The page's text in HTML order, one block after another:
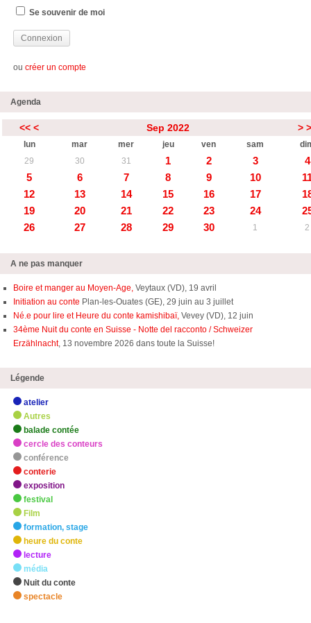
Se souvenir de moi
ou créer un compte
Agenda
<< < Sep 2022 >
lun mar mer jeu ven sam
29
30 31 1 2 3
4
5
6 7 8 9 10
12
13 14 15 16 17
19
20 21 22 23 24
26
27 28 29 30 1 2
A ne pas manquer
Boire et manger au Moyen-Age, Veytaux (VD), 19 avril
Initiation au conte Plan-les-Ouates (GE), 29 juin au 3 juillet
Né.e pour lire et Heure du conte kamishibaï, Vevey (VD), 12 juin
34ème Nuit du conte en Suisse - Notte del racconto / Schweizer
Erzählnacht, 13 novembre 2026 dans toute la Suisse!
Légende
atelier
Autres
balade contée
cercle des conteurs
conférence
conterie
exposition
festival
Film
formation, stage
heure du conte
lecture
média
Nuit du conte
spectacle